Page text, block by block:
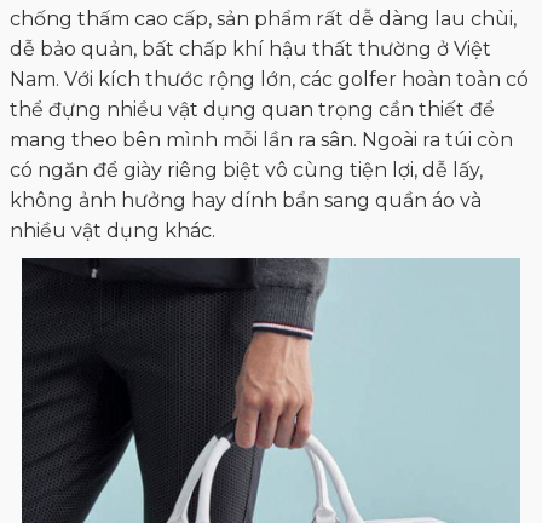
chống thấm cao cấp, sản phẩm rất dễ dàng lau chùi,
dễ bảo quản, bất chấp khí hậu thất thường ở Việt
Nam. Với kích thước rộng lớn, các golfer hoàn toàn có
thể đựng nhiều vật dụng quan trọng cần thiết để
mang theo bên mình mỗi lần ra sân. Ngoài ra túi còn
có ngăn để giày riêng biệt vô cùng tiện lợi, dễ lấy,
không ảnh hưởng hay dính bẩn sang quần áo và
nhiều vật dụng khác.